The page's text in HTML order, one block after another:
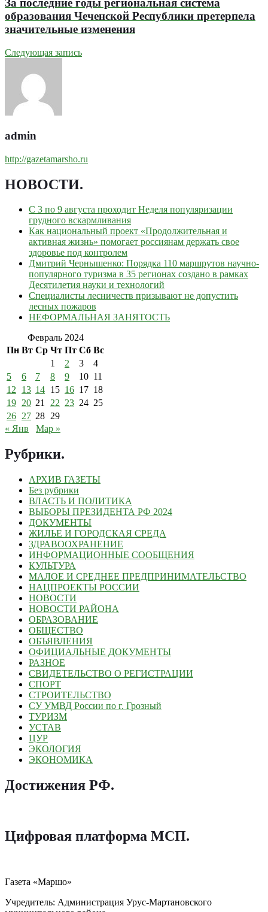
За последние годы региональная система
образования Чеченской Республики претерпела
значительные изменения
Следующая запись
admin
http://gazetamarsho.ru
НОВОСТИ.
С 3 по 9 августа проходит Неделя популяризации
грудного вскармливания
Как национальный проект «Продолжительная и
активная жизнь» помогает россиянам держать свое
здоровье под контролем
Дмитрий Чернышенко: Порядка 110 маршрутов научно-
популярного туризма в 35 регионах создано в рамках
Десятилетия науки и технологий
Специалисты лесничеств призывают не допустить
лесных пожаров
НЕФОРМАЛЬНАЯ ЗАНЯТОСТЬ
Февраль 2024
Пн Вт Ср Чт Пт Сб Вс
1
2 3
4
5
6 7 8 9 10 11
12 13 14 15 16 17 18
19 20 21 22 23 24 25
26 27 28 29
« Янв
Мар »
Рубрики.
АРХИВ ГАЗЕТЫ
Без рубрики
ВЛАСТЬ И ПОЛИТИКА
ВЫБОРЫ ПРЕЗИДЕНТА РФ 2024
ДОКУМЕНТЫ
ЖИЛЬЕ И ГОРОДСКАЯ СРЕДА
ЗДРАВООХРАНЕНИЕ
ИНФОРМАЦИОННЫЕ СООБЩЕНИЯ
КУЛЬТУРА
МАЛОЕ И СРЕДНЕЕ ПРЕДПРИНИМАТЕЛЬСТВО
НАЦПРОЕКТЫ РОССИИ
НОВОСТИ
НОВОСТИ РАЙОНА
ОБРАЗОВАНИЕ
ОБЩЕСТВО
ОБЪЯВЛЕНИЯ
ОФИЦИАЛЬНЫЕ ДОКУМЕНТЫ
РАЗНОЕ
СВИДЕТЕЛЬСТВО О РЕГИСТРАЦИИ
СПОРТ
СТРОИТЕЛЬСТВО
СУ УМВД России по г. Грозный
ТУРИЗМ
УСТАВ
ЦУР
ЭКОЛОГИЯ
ЭКОНОМИКА
Достижения РФ.
Цифровая платформа МСП.
Газета «Маршо»
Учредитель: Администрация Урус-Мартановского